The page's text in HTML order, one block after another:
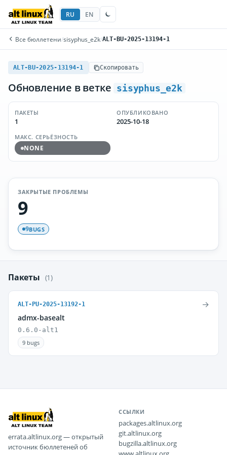
RU EN
Все бюллетени/sisyphus_e2k/ALT-BU-2025-13194-1
ALT-BU-2025-13194-1 Скопировать
Обновление в ветке sisyphus_e2k
ПАКЕТЫ
1
ОПУБЛИКОВАНО
2025-10-18
МАКС. СЕРЬЁЗНОСТЬ
NONE
ЗАКРЫТЫЕ ПРОБЛЕМЫ
9
9BUGS
Пакеты (1)
ALT-PU-2025-13192-1
admx-basealt
0.6.0-alt1
9 bugs
→
errata.altlinux.org — открытый
источник бюллетеней об
ССЫЛКИ
packages.altlinux.org
git.altlinux.org
bugzilla.altlinux.org